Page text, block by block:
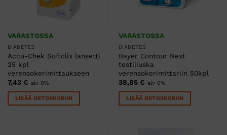
VARASTOSSA
DIABETES
Accu-Chek Softclix lansetti
25 kpl
verensokerimittaukseen
7,43 € alv 0%
LISÄÄ OSTOSKORIIN
VARASTOSSA
DIABETES
Bayer Contour Next
testiliuska
verensokerimittariin 50kpl
38,85 € alv 0%
LISÄÄ OSTOSKORIIN